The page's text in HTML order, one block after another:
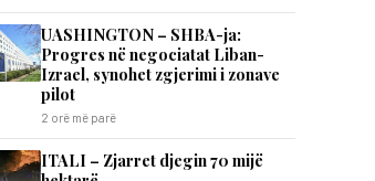
UASHINGTON – SHBA-ja:
Progres në negociatat Liban-
Izrael, synohet zgjerimi i zonave
pilot
2 orë më parë
ITALI – Zjarret djegin 70 mijë